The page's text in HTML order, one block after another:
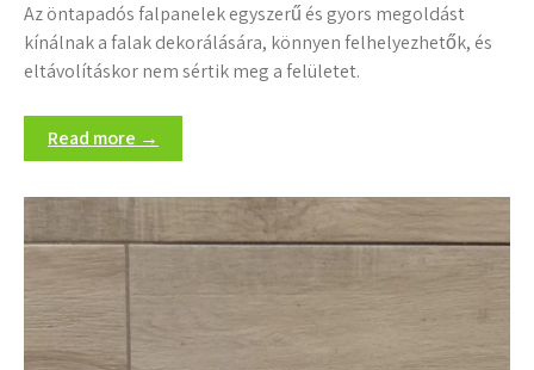
Az öntapadós falpanelek egyszerű és gyors megoldást
kínálnak a falak dekorálására, könnyen felhelyezhetők, és
eltávolításkor nem sértik meg a felületet.
Read more →